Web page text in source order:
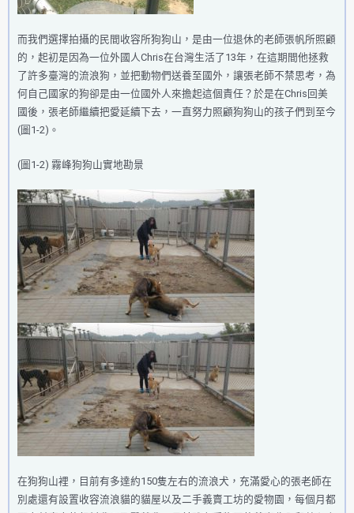
而我們選擇拍攝的民間收容所狗狗山，是由一位退休的老師張帆所照顧
的，起初是因為一位外國人Chris在台灣生活了13年，在這期間他拯救
了許多臺灣的流浪狗，並把動物們送養至國外，讓張老師不禁思考，為
何自己國家的狗卻是由一位國外人來擔起這個責任？於是在Chris回美
國後，張老師繼續把愛延續下去，一直努力照顧狗狗山的孩子們到至今
(圖1-2)。
(圖1-2) 霧峰狗狗山實地勘景
在狗狗山裡，目前有多達約150隻左右的流浪犬，充滿愛心的張老師在
別處還有設置收容流浪貓的貓屋以及二手義賣工坊的愛物園，每個月都